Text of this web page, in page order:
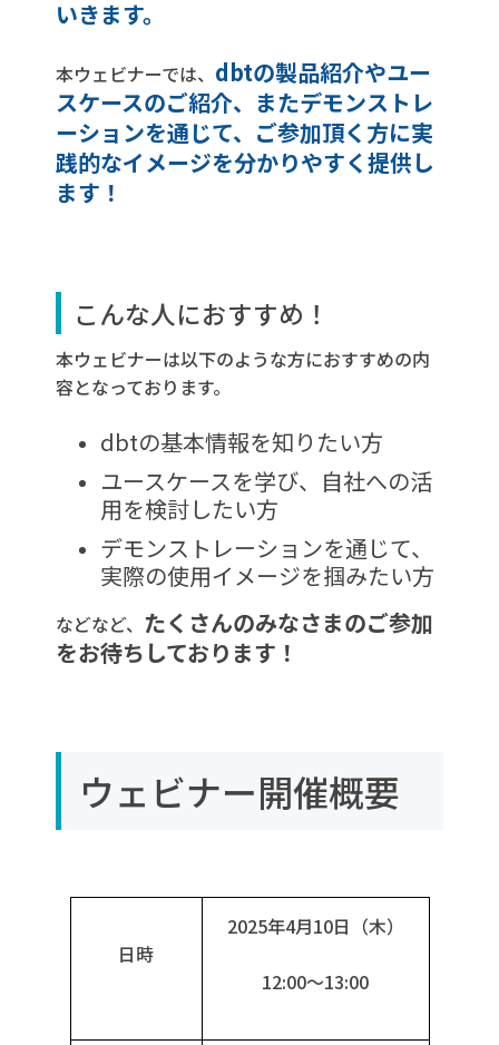
いきます。
本ウェビナーでは、 dbtの製品紹介やユー
スケースのご紹介、またデモンストレ
ーションを通じて、ご参加頂く方に実
践的なイメージを分かりやすく提供し
ます！
こんな人におすすめ！
本ウェビナーは以下のような方におすすめの内
容となっております。
dbtの基本情報を知りたい方
ユースケースを学び、自社への活
用を検討したい方
デモンストレーションを通じて、
実際の使用イメージを掴みたい方
などなど、 たくさんのみなさまのご参加
をお待ちしております！
ウェビナー開催概要
日時
2025年4月10日（木）
12:00～13:00